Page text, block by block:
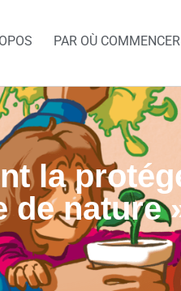
PAR OÙ COMMENCER
la
de nature